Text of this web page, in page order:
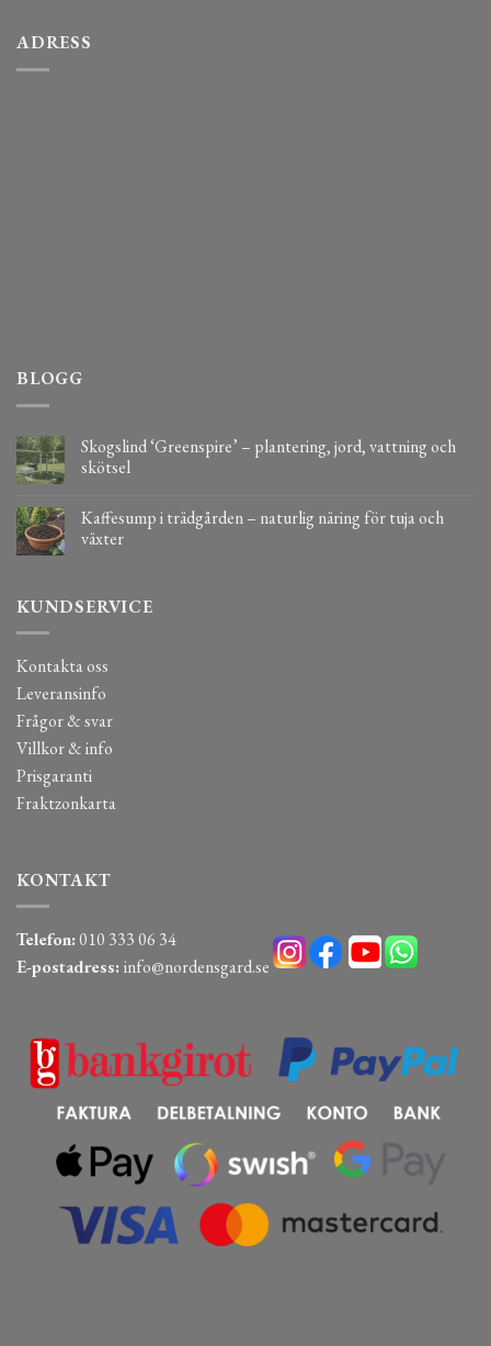
ADRESS
BLOGG
Skogslind ‘Greenspire’ – plantering, jord, vattning och
skötsel
Kaffesump i trädgården – naturlig näring för tuja och
växter
KUNDSERVICE
Kontakta oss
Leveransinfo
Frågor & svar
Villkor & info
Prisgaranti
Fraktzonkarta
KONTAKT
Telefon:010 333 06 34
E-postadress: info@nordensgard.se